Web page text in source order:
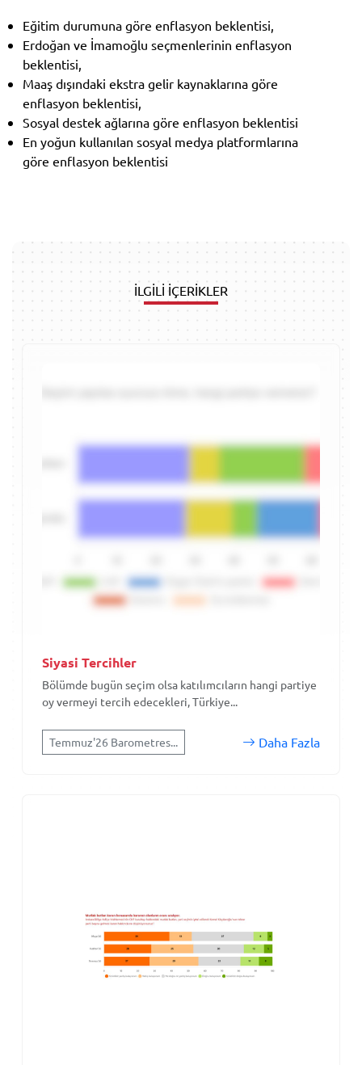
Eğitim durumuna göre enflasyon beklentisi,
Erdoğan ve İmamoğlu seçmenlerinin enflasyon
beklentisi,
Maaş dışındaki ekstra gelir kaynaklarına göre
enflasyon beklentisi,
Sosyal destek ağlarına göre enflasyon beklentisi
En yoğun kullanılan sosyal medya platformlarına
göre enflasyon beklentisi
İLGİLİ İÇERİKLER
Siyasi Tercihler
Bölümde bugün seçim olsa katılımcıların hangi partiye
oy vermeyi tercih edecekleri, Türkiye...
Temmuz'26 Barometres... Daha Fazla